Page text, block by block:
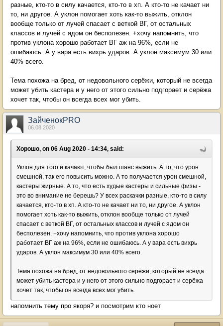
разные, кто-то в силу качается, кто-то в хп. А кто-то не качает ни
то, ни другое. А уклон помогает хоть как-то выжить, отклон
вообще только от лучей спасает с веткой ВГ, от остальных
классов и лучей с ядом он бесполезен. +хочу напомнить, что
против уклона хорошо работает ВГ аж на 96%, если не
ошибаюсь. А у вара есть вихрь ударов. А уклон максимум 30 или
40% всего.
Тема похожа на бред, от недовольного серёжи, который не всегда
может убить кастера и у него от этого сильно подгорает и серёжа
хочет так, чтобы он всегда всех мог убить.
ЗайченокPRO
06.08.2020
Хорошо, on 06 Aug 2020 - 14:34, said:
Уклон для того и качают, чтобы был шанс выжить. А то, что урон
смешной, так его повысить можно. А то получается урон смешной,
кастеры жирные. А то, что есть худые кастеры и сильные физы -
это во внимание не берешь? У всех раскачки разные, кто-то в силу
качается, кто-то в хп. А кто-то не качает ни то, ни другое. А уклон
помогает хоть как-то выжить, отклон вообще только от лучей
спасает с веткой ВГ, от остальных классов и лучей с ядом он
бесполезен. +хочу напомнить, что против уклона хорошо
работает ВГ аж на 96%, если не ошибаюсь. А у вара есть вихрь
ударов. А уклон максимум 30 или 40% всего.
Тема похожа на бред, от недовольного серёжи, который не всегда
может убить кастера и у него от этого сильно подгорает и серёжа
хочет так, чтобы он всегда всех мог убить.
напомнить тему про якоря? и посмотрим кто ноет